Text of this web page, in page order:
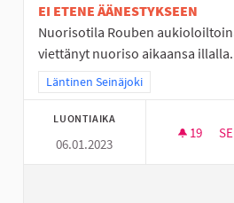
EI ETENE ÄÄNESTYKSEEN
Nuorisotila Rouben
viettänyt nuoriso aikaansa
Rajaa tulokset teeman mukaan:
Läntinen Seinäjoki
LUONTIAIKA
06.01.2023
19 19